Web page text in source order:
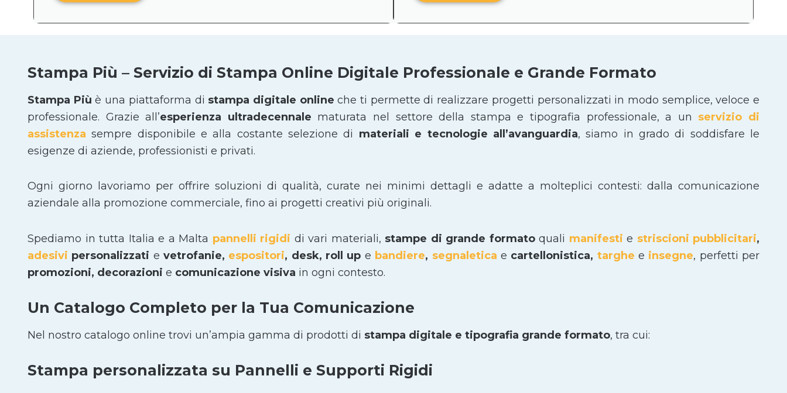
Stampa Più – Servizio di Stampa Online Digitale Professionale e Grande Formato
Stampa Più è una piattaforma di stampa digitale online che ti permette di realizzare progetti personalizzati in modo semplice, veloce e
professionale. Grazie all’esperienza ultradecennale maturata nel settore della stampa e tipografia professionale, a un servizio di
assistenza sempre disponibile e alla costante selezione di materiali e tecnologie all’avanguardia, siamo in grado di soddisfare le
esigenze di aziende, professionisti e privati.
Ogni giorno lavoriamo per offrire soluzioni di qualità, curate nei minimi dettagli e adatte a molteplici contesti: dalla comunicazione
aziendale alla promozione commerciale, fino ai progetti creativi più originali.
Spediamo in tutta Italia e a Malta pannelli rigidi di vari materiali, stampe di grande formato quali manifesti e striscioni pubblicitari,
adesivi personalizzati e vetrofanie, espositori, desk, roll up e bandiere, segnaletica e cartellonistica, targhee insegne, perfetti per
promozioni, decorazioni e comunicazione visiva in ogni contesto.
Un Catalogo Completo per la Tua Comunicazione
Nel nostro catalogo online trovi un’ampia gamma di prodotti di stampa digitale e tipografia grande formato, tra cui:
Stampa personalizzata su Pannelli e Supporti Rigidi